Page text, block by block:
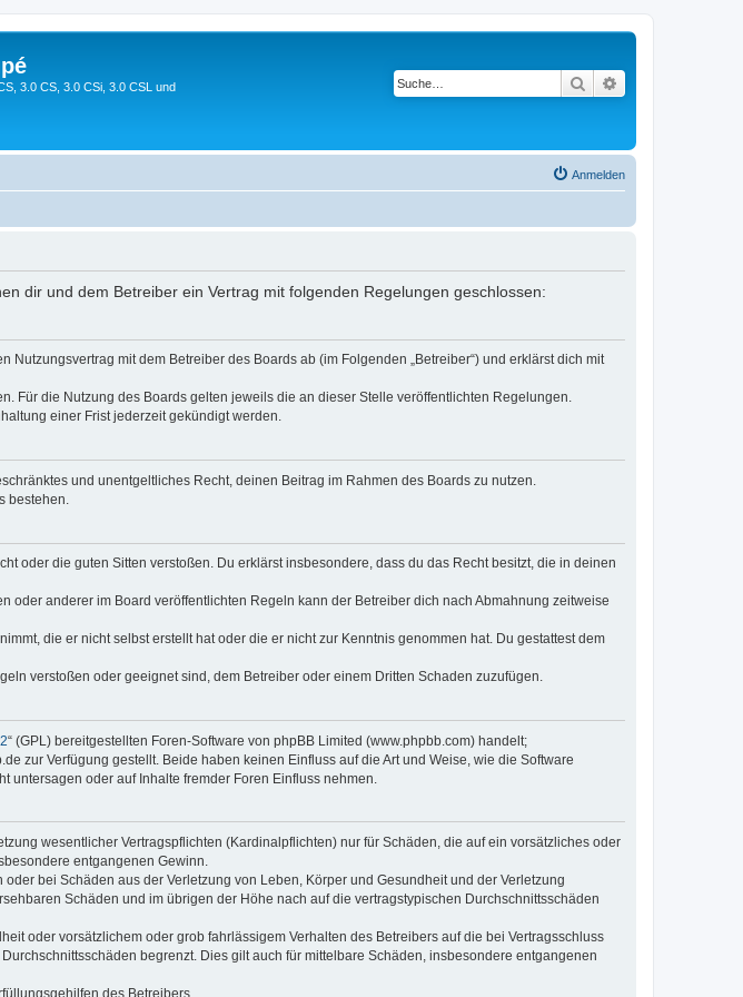
3.0 CS, 3.0 CSi, 3.0 CSL und
Suche
Anmelden
dir und dem Betreiber ein Vertrag mit folgenden Regelungen geschlossen:
Nutzungsvertrag mit dem Betreiber des Boards ab (im Folgenden „Betreiber“) und erklärst dich mit
Für die Nutzung des Boards gelten jeweils die an dieser Stelle veröffentlichten Regelungen.
einer Frist jederzeit gekündigt werden.
und unentgeltliches Recht, deinen Beitrag im Rahmen des Boards zu nutzen.
bestehen.
oder die guten Sitten verstoßen. Du erklärst insbesondere, dass du das Recht besitzt, die in deinen
anderer im Board veröffentlichten Regeln kann der Betreiber dich nach Abmahnung zeitweise
die er nicht selbst erstellt hat oder die er nicht zur Kenntnis genommen hat. Du gestattest dem
verstoßen oder geeignet sind, dem Betreiber oder einem Dritten Schaden zuzufügen.
“ (GPL) bereitgestellten Foren-Software von phpBB Limited (www.phpbb.com) handelt;
zur Verfügung gestellt. Beide haben keinen Einfluss auf die Art und Weise, wie die Software
oder auf Inhalte fremder Foren Einfluss nehmen.
wesentlicher Vertragspflichten (Kardinalpflichten) nur für Schäden, die auf ein vorsätzliches oder
entgangenen Gewinn.
bei Schäden aus der Verletzung von Leben, Körper und Gesundheit und der Verletzung
Schäden und im übrigen der Höhe nach auf die vertragstypischen Durchschnittsschäden
oder vorsätzlichem oder grob fahrlässigem Verhalten des Betreibers auf die bei Vertragsschluss
begrenzt. Dies gilt auch für mittelbare Schäden, insbesondere entgangenen
des Betreibers.